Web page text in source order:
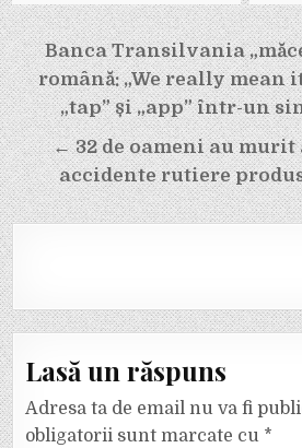
Navigare
în
articole
Banca Transilvania
română: „We really mean
„tap” și „app” într-un
← 32 de oameni au
accidente rutiere
Lasă un răspuns
Adresa ta de email nu va fi
obligatorii sunt marcate cu *